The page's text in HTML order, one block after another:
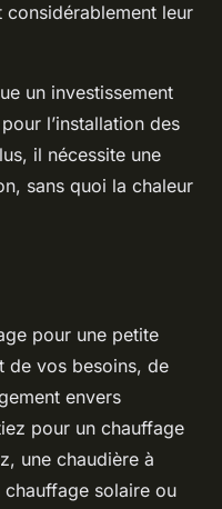
considérablement leur
un investissement
l’installation des
il nécessite une
sans quoi la chaleur
pour une petite
de vos besoins, de
envers
pour un chauffage
une chaudière à
solaire ou